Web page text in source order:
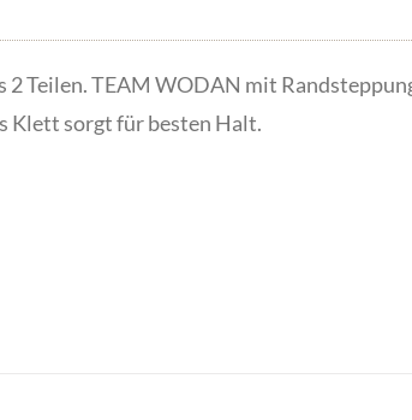
2 Teilen. TEAM WODAN mit
Klett sorgt für besten Halt.